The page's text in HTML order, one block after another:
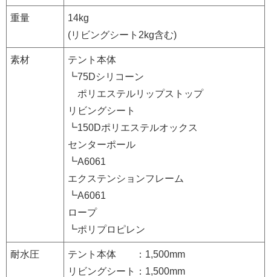
重量
14kg
(リビングシート2kg含む)
素材
テント本体
┗75Dシリコーン
ポリエステルリップストップ
リビングシート
┗150Dポリエステルオックス
センターポール
┗A6061
エクステンションフレーム
┗A6061
ロープ
┗ポリプロピレン
耐水圧
テント本体 ：1,500mm
リビングシート：1,500mm